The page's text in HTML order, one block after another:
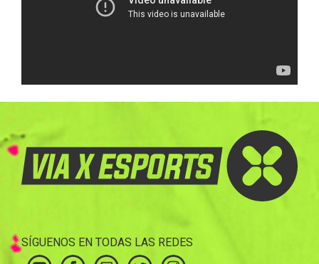
SÍGUENOS EN TODAS LAS REDES